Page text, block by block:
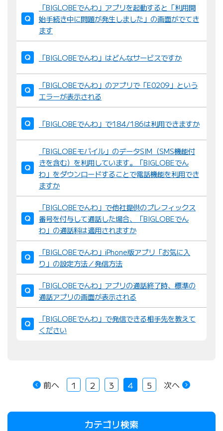
：
「BIGLOBEでんわ」アプリを起動すると「利用開
始手続き中に問題が発生しました」の画面がでてき
ます
「BIGLOBEでんわ」はどんなサービスですか
「BIGLOBEでんわ」のアプリで「E0209」という
エラーが表示される
「BIGLOBEでんわ」で184/186は利用できますか
「BIGLOBEモバイル」のデータSIM（SMS機能付
きを含む）を利用しています。「BIGLOBEでん
わ」をダウンロードすることで電話機能を利用でき
ますか
「BIGLOBEでんわ」で他社提供のプレフィックス
番号を付与して通話した場合、「BIGLOBEでん
わ」の通話料は適用されますか
「BIGLOBEでんわ」iPhone版アプリ「お気に入
り」の設定方法／発信方法
「BIGLOBEでんわ」アプリの通話終了時、標準の
通話アプリの画面が表示される
「BIGLOBEでんわ」で発信できる相手先を教えて
ください
前へ 1 2 3 4 5 次へ
カテゴリ検索